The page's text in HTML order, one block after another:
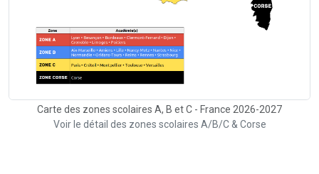
Carte des zones scolaires A, B et C - France 2026-2027
Voir le détail des zones scolaires A/B/C & Corse